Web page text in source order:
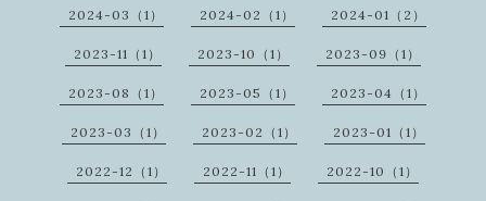
2024-03（1） 2024-02（1） 2024-01（2）
2023-11（1） 2023-10（1） 2023-09（1）
2023-08（1） 2023-05（1） 2023-04（1）
2023-03（1） 2023-02（1） 2023-01（1）
2022-12（1） 2022-11（1） 2022-10（1）